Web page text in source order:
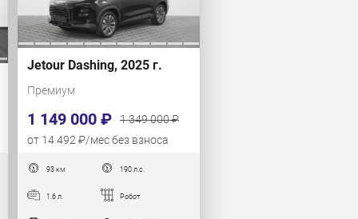
Jetour Dashing, 2025 г.
Премиум
1 149 000 ₽
1 349 000 ₽
от 14 492 ₽/мес без взноса
93 км 190 л.с.
1.6 л. Робот